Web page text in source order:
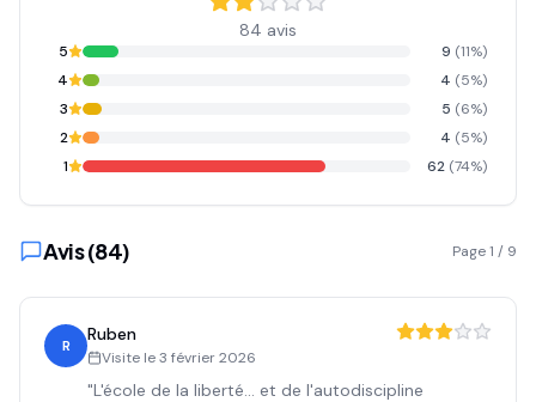
84 avis
5 9 (11%)
4
4 (5%)
3
5 (6%)
2
4 (5%)
1
62 (74%)
Avis (84) Page1 / 9
R
Ruben
Visite le3 février 2026
"L'école de la liberté... et de l'autodiscipline